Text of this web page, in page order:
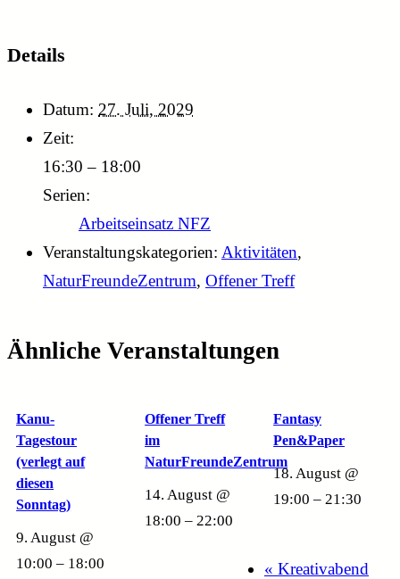
Details
Datum: 27. Juli, 2029
Zeit:
16:30 – 18:00
Serien:
Arbeitseinsatz NFZ
Veranstaltungskategorien: Aktivitäten,
NaturFreundeZentrum, Offener Treff
Ähnliche Veranstaltungen
Kanu-
Tagestour
(verlegt auf
diesen
Sonntag)
9. August @
10:00 – 18:00
Offener Treff
im
NaturFreundeZentrum
14. August @
18:00 – 22:00
Fantasy
Pen&Paper
18. August @
19:00 – 21:30
« Kreativabend